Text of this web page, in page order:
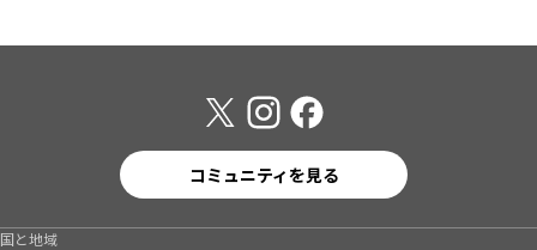
コミュニティを見る
国と地域